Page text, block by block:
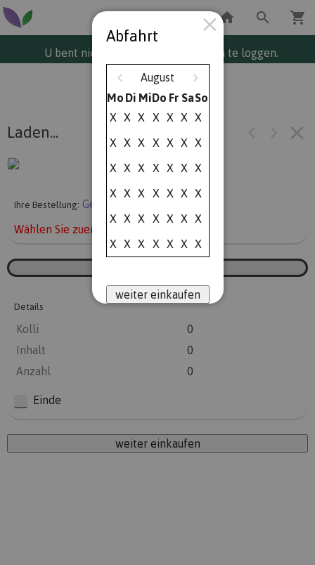
U bent niet ingelogd. Klik hier om in te loggen.
Laden...
Ihre Bestellung: Geliefert am Montag
Wählen Sie zuerst ein Abfartdatum.
Details
Kolli
0
Inhalt
0
Anzahl
0
Einde
weiter einkaufen
Abfahrt
August
Mo Di MiDo Fr SaSo
X X X X X X X
X X X X X X X
X X X X X X X
X X X X X X X
X X X X X X X
X X X X X X X
weiter einkaufen